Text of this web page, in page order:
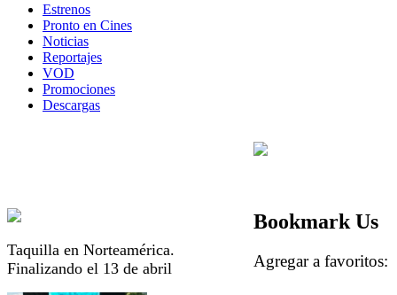
Estrenos
Pronto en Cines
Noticias
Reportajes
VOD
Promociones
Descargas
Taquilla en Norteamérica.
Finalizando el 13 de abril
Bookmark Us
Agregar a